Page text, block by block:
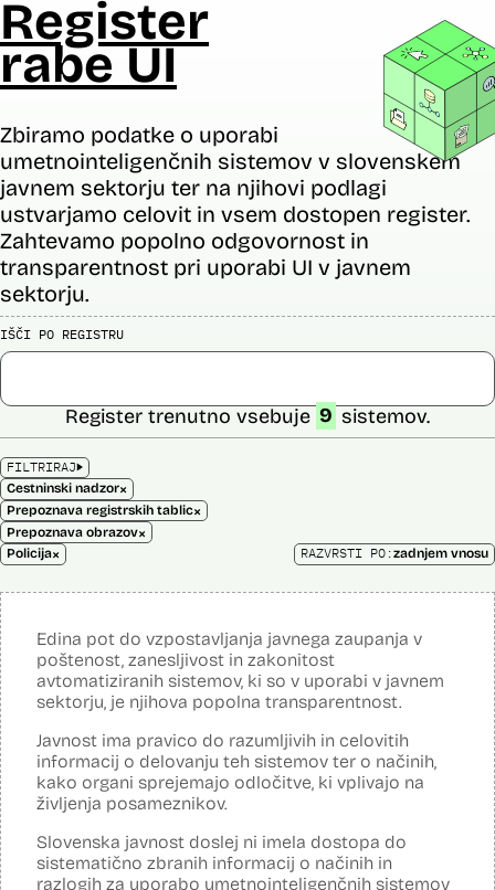
Register
rabe UI
Zbiramo podatke o uporabi
umetnointeligenčnih sistemov v slovenskem
javnem sektorju ter na njihovi podlagi
ustvarjamo celovit in vsem dostopen register.
Zahtevamo popolno odgovornost in
transparentnost pri uporabi UI v javnem
sektorju.
IŠČI PO REGISTRU
FILTRIRAJ
Cestninski nadzor×
Prepoznava registrskih tablic×
Prepoznava obrazov×
Policija×
Register trenutno vsebuje 9 sistemov.
RAZVRSTI PO:zadnjem vnosu
Edina pot do vzpostavljanja javnega zaupanja v
poštenost, zanesljivost in zakonitost
avtomatiziranih sistemov, ki so v uporabi v javnem
sektorju, je njihova popolna transparentnost.
Javnost ima pravico do razumljivih in celovitih
informacij o delovanju teh sistemov ter o načinih,
kako organi sprejemajo odločitve, ki vplivajo na
življenja posameznikov.
Slovenska javnost doslej ni imela dostopa do
sistematično zbranih informacij o načinih in
razlogih za uporabo umetnointeligenčnih sistemov